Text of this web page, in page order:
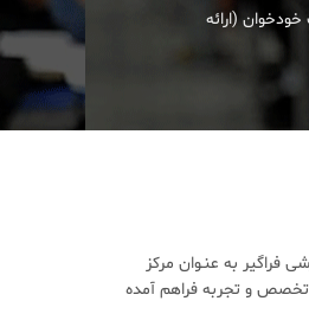
(ارائه
به عنـوان مرکز
و تجربه فراهم آمده